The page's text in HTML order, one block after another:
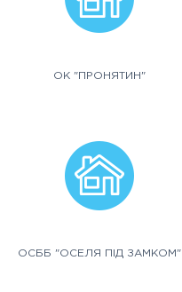
ОК "ПРОНЯТИН"
ОСББ "ОСЕЛЯ ПІД ЗАМКОМ"